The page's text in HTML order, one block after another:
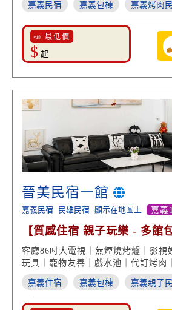
嘉義民宿 嘉義包棟 嘉義烤肉
📣 最低價
$ 起
晉美民宿一館
嘉義民宿 民雄民宿 顯示在地圖上 嘉義
【質感住宿 親子玩樂 - 多館
客廳86吋大電視｜無煙燒烤爐｜影視
玩具｜寵物友善｜戲水池｜代訂烤肉
嘉義住宿 嘉義包棟 嘉義親子